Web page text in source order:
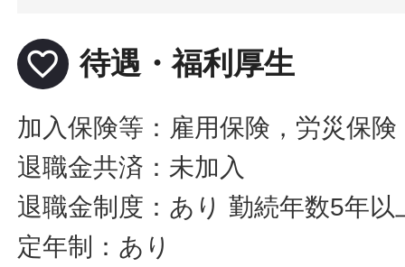
favorite_border 待遇・福利厚生
加入保険等：雇用保険，労災保
退職金共済：未加入
退職金制度：あり 勤続年数5年以
定年制：あり